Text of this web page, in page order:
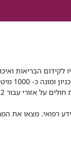
לקידום הבריאות
רמב"ם הוא
רפואי. מצאו